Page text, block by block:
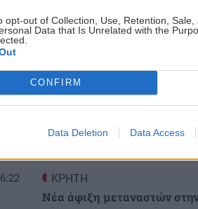
opt-out of Collection, Use, Retention, Sale,
Data that Is Unrelated with the
CONFIRM
Data Deletion Data Access
ΟΙΚΟΝΟΜΙΑ
κυρώσεις για ανακριβή
ΚΡΗΤΗ
Νέα άφιξη μεταναστών